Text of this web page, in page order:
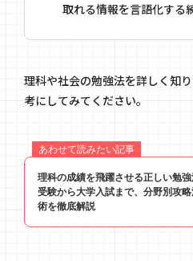
取れる情報を言語化する
理科や社会の勉強法を詳しく知
考にしてみてください。